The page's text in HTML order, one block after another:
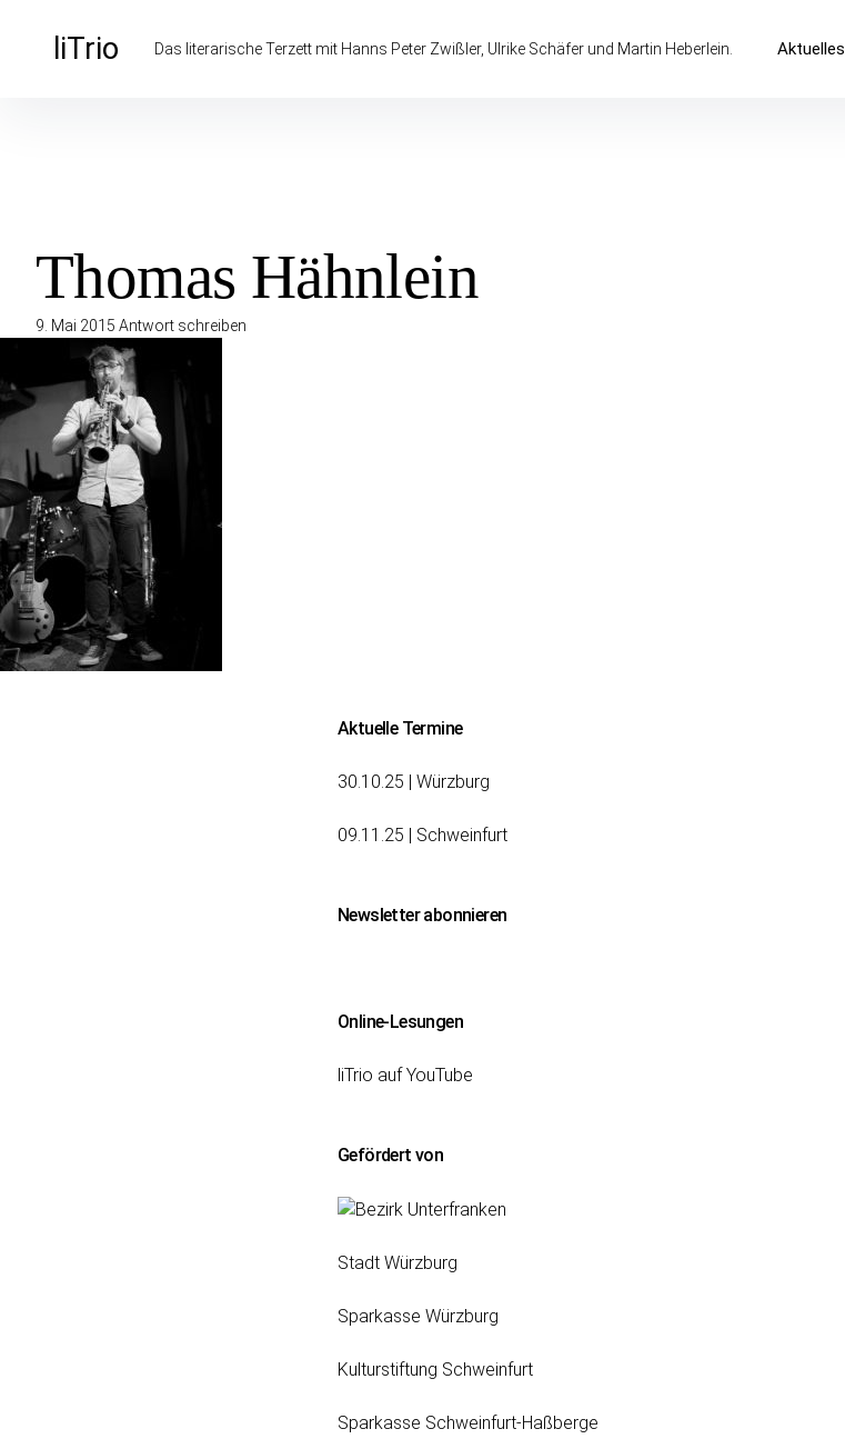
überspringen
liTrio Das literarische Terzett mit Hanns Peter Zwißler, Ulrike Schäfer und Martin Heberlein. Aktuelles
Thomas Hähnlein
9. Mai 2015 Antwort schreiben
BeitragsnavigationAktuelle Termine
30.10.25 | Würzburg
09.11.25 | Schweinfurt
Newsletter abonnieren
Online-Lesungen
liTrio auf YouTube
Gefördert von
Stadt Würzburg
Sparkasse Würzburg
Kulturstiftung Schweinfurt
Sparkasse Schweinfurt-Haßberge